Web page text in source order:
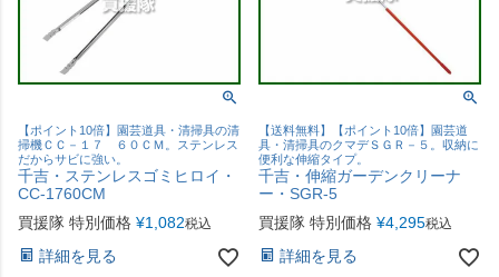
【ポイント10倍】園芸道具・清掃具の清
掃機ＣＣ－１７ ６０ＣＭ。ステンレス
だからサビに強い。
千吉・ステンレスゴミヒロイ・
CC-1760CM
買援隊 特別価格 ¥1,082税込
詳細を見る
【送料無料】【ポイント10倍】園芸道
具・清掃具のクマデＳＧＲ－５。収納に
便利な伸縮タイプ。
千吉・伸縮ガーデンクリーナ
ー・SGR-5
買援隊 特別価格 ¥4,295税込
詳細を見る